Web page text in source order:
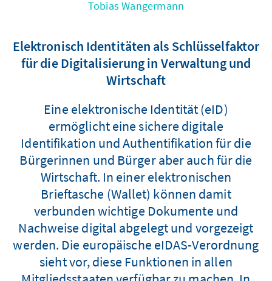
Tobias Wangermann
Elektronisch Identitäten als Schlüsselfaktor
für die Digitalisierung in Verwaltung und
Wirtschaft
Eine elektronische Identität (eID)
ermöglicht eine sichere digitale
Identifikation und Authentifikation für die
Bürgerinnen und Bürger aber auch für die
Wirtschaft. In einer elektronischen
Brieftasche (Wallet) können damit
verbunden wichtige Dokumente und
Nachweise digital abgelegt und vorgezeigt
werden. Die europäische eIDAS-Verordnung
sieht vor, diese Funktionen in allen